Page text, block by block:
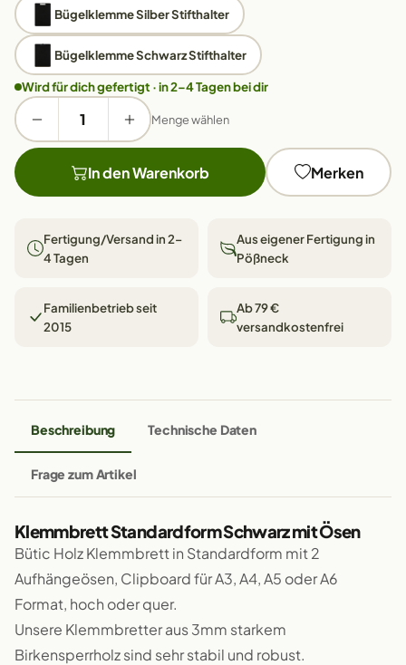
Bügelklemme Silber Stifthalter
Bügelklemme Schwarz Stifthalter
Wird für dich gefertigt · in 2–4 Tagen bei dir
Menge wählen
In den Warenkorb Merken
Fertigung/Versand in 2–
4 Tagen
Aus eigener Fertigung in
Pößneck
Familienbetrieb seit
2015
Ab 79 €
versandkostenfrei
Beschreibung Technische Daten
Frage zum Artikel
Klemmbrett Standardform Schwarz mit Ösen
Bütic Holz Klemmbrett in Standardform mit 2
Aufhängeösen, Clipboard für A3, A4, A5 oder A6
Format, hoch oder quer.
Unsere Klemmbretter aus 3mm starkem
Birkensperrholz sind sehr stabil und robust.